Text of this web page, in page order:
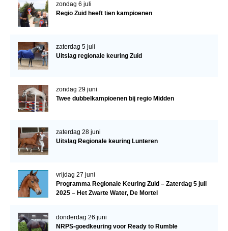
zondag 6 juli
Regio Zuid heeft tien kampioenen
zaterdag 5 juli
Uitslag regionale keuring Zuid
zondag 29 juni
Twee dubbelkampioenen bij regio Midden
zaterdag 28 juni
Uitslag Regionale keuring Lunteren
vrijdag 27 juni
Programma Regionale Keuring Zuid – Zaterdag 5 juli
2025 – Het Zwarte Water, De Mortel
donderdag 26 juni
NRPS-goedkeuring voor Ready to Rumble